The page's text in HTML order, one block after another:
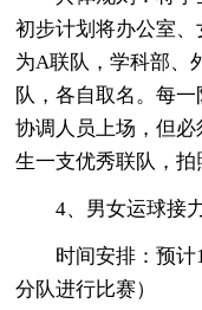
初步计划将办公室
为A联队，学科部、
队，各自取名。每
协调人员上场，但
生一支优秀联队，拍
4、男女运球接
时间安排：预计
分队进行比赛）